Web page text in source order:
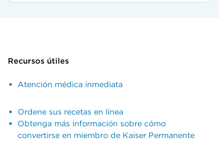
Recursos útiles
Atención médica inmediata
Ordene sus recetas en línea
Obtenga más información sobre cómo
convertirse en miembro de Kaiser Permanente